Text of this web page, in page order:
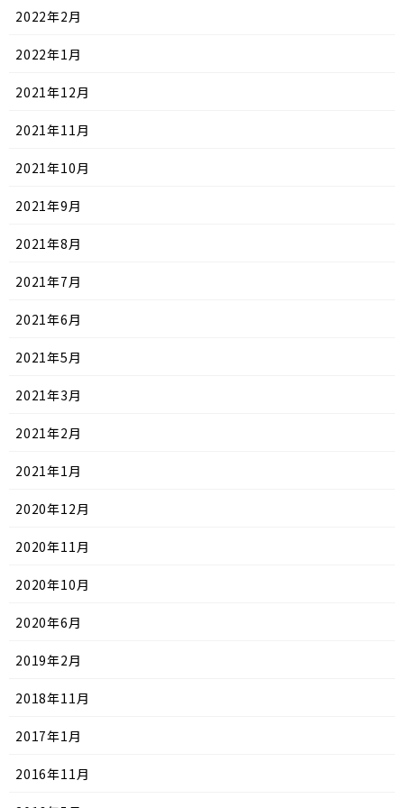
2022年2月
2022年1月
2021年12月
2021年11月
2021年10月
2021年9月
2021年8月
2021年7月
2021年6月
2021年5月
2021年3月
2021年2月
2021年1月
2020年12月
2020年11月
2020年10月
2020年6月
2019年2月
2018年11月
2017年1月
2016年11月